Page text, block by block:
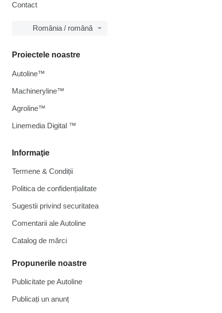
Contact
România / română
Informaţie
Termene & Condiții
Politica de confidențialitate
Sugestii privind securitatea
Comentarii ale Autoline
Catalog de mărcі
Propunerile noastre
Publicitate pe Autoline
Publicați un anunț
Proiectele noastre
Autoline™
Machineryline™
Agroline™
Linemedia Digital ™